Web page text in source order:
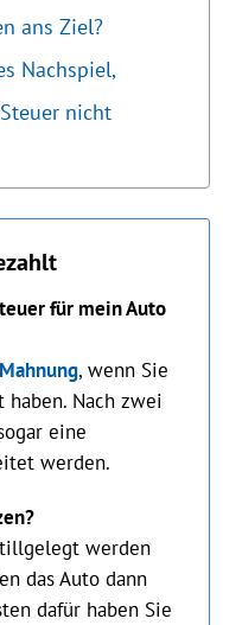
ans Ziel?
Nachspiel,
nicht
für mein Auto
Mahnung, wenn Sie
Nach zwei
eine
werden.
werden
das Auto dann
dafür haben Sie